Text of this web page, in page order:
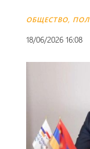
ОБЩЕСТВО,
18/06/2026 16:08